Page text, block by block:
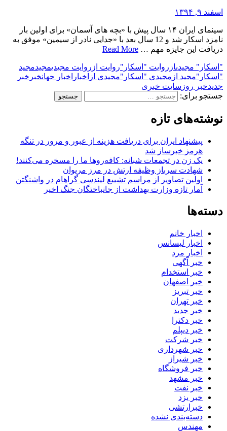
اسفند ۹, ۱۳۹۴
سینمای ایران ۱۴ سال پیش با «بچه های آسمان» برای اولین بار
نامزد اسکار شد و 12 سال بعد با «جدایی نادر از سیمین» موفق به
دریافت این جایزه مهم … Read More
"اسکار" مجیدیاز روایت "اسکار"روایت از روایت مجیدیمجیدمجید
"اسکار"مجید از مجیدی "اسکار"مجیدی از اخبار اخبار جهانخبر خبر
جدیدخبر روز سایت خبری
جستجو برای:
نوشته‌های تازه
پیشنهاد ایران برای دریافت هزینه از عبور و مرور در تنگه
هرمز خبرساز شد
یک زن در تجمعات شبانه: کافه‌روها ما را مسخره می‌کنند!
شهادت سرباز وظیفه ارتش در مرز مریوان
اولین تصاویر از مراسم تشییع لیندسی گراهام در واشنگتن
آمار تازه وزارت بهداشت از جانباختگان جنگ اخیر
دسته‌ها
اخبار خانم
اخبار لیسانس
اخبار مرد
خبر آگهی
خبر استخدام
خبر اصفهان
خبر تبریز
خبر تهران
خبر جدید
خبر دکترا
خبر دیپلم
خبر شرکت
خبر شهرداری
خبر شیراز
خبر فروشگاه
خبر مشهد
خبر نفت
خبر یزد
خبرارتشی
دسته‌بندی نشده
مهندس